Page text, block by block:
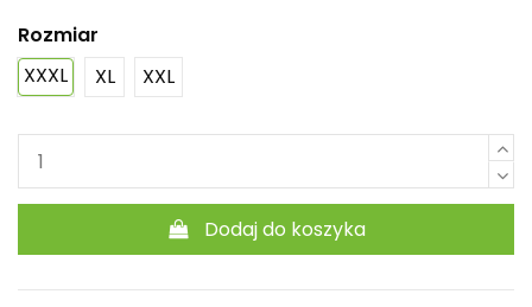
Rozmiar
XXXL
XL XXL
Dodaj do koszyka